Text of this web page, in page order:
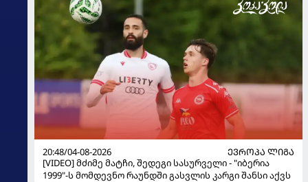
20:48/04-08-2026
ᲔᲕᲠᲝᲞᲐ ᲚᲘᲒᲐ
[VIDEO] მძიმე მატჩი, შედეგი სასურველი - "იბერია
1999"-ს მომდევნო რაუნდში გასვლის კარგი შანსი აქვს